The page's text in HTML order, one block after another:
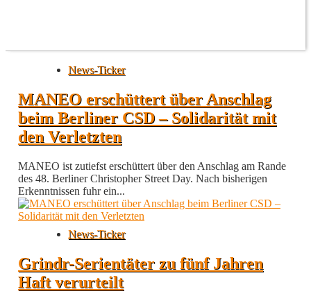
News-Ticker
MANEO erschüttert über Anschlag
beim Berliner CSD – Solidarität mit
den Verletzten
MANEO ist zutiefst erschüttert über den Anschlag am Rande
des 48. Berliner Christopher Street Day. Nach bisherigen
Erkenntnissen fuhr ein...
News-Ticker
Grindr-Serientäter zu fünf Jahren
Haft verurteilt